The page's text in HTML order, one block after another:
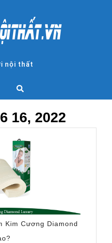
nội thất
Open
Button
16, 2022
Kim Cương Diamond